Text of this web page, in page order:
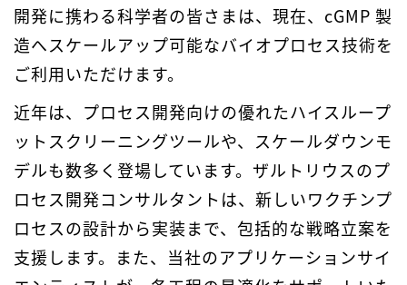
開発に携わる科学者の皆さまは、現在、cGMP 製
造へスケールアップ可能なバイオプロセス技術を
ご利用いただけます。
近年は、プロセス開発向けの優れたハイスループ
ットスクリーニングツールや、スケールダウンモ
デルも数多く登場しています。ザルトリウスのプ
ロセス開発コンサルタントは、新しいワクチンプ
ロセスの設計から実装まで、包括的な戦略立案を
支援します。また、当社のアプリケーションサイ